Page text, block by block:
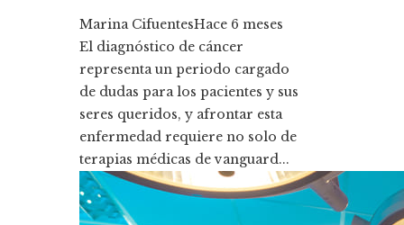
Marina CifuentesHace 6 meses
El diagnóstico de cáncer
representa un periodo cargado
de dudas para los pacientes y sus
seres queridos, y afrontar esta
enfermedad requiere no solo de
terapias médicas de vanguard...